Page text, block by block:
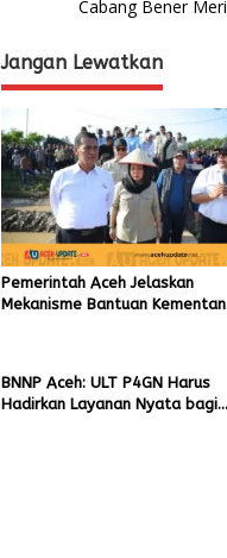
i
g
a
s
p
o
s
Cabang Bener
Jangan Lewatkan
Pemerintah Aceh Jelaskan
Mekanisme Bantuan Kementan
BNNP Aceh: ULT P4GN Harus
Hadirkan Layanan Nyata bagi